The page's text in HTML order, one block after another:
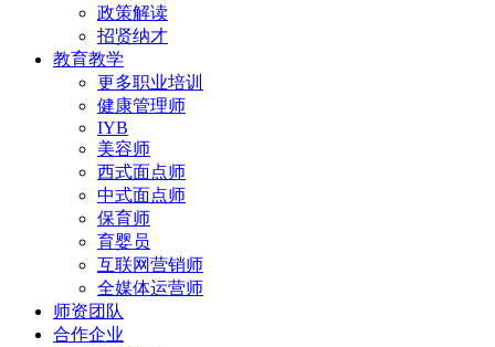
政策解读
招贤纳才
教育教学
更多职业培训
健康管理师
IYB
美容师
西式面点师
中式面点师
保育师
育婴员
互联网营销师
全媒体运营师
师资团队
合作企业